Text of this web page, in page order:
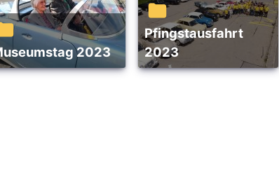
Museumstag 2023
Pfingstausfahrt
2023